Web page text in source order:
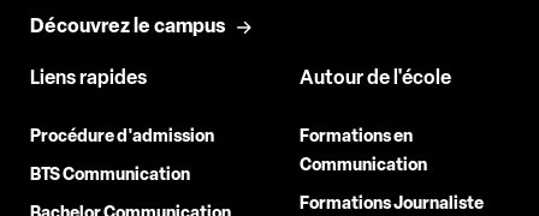
Découvrez le campus
Liens rapides
Procédure d'admission
BTS Communication
Autour de l'école
Formations en
Communication
Formations Journaliste